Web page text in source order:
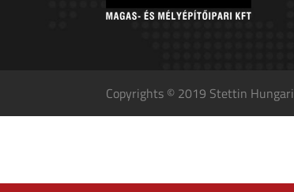
Copyrights © 2019 Stettin